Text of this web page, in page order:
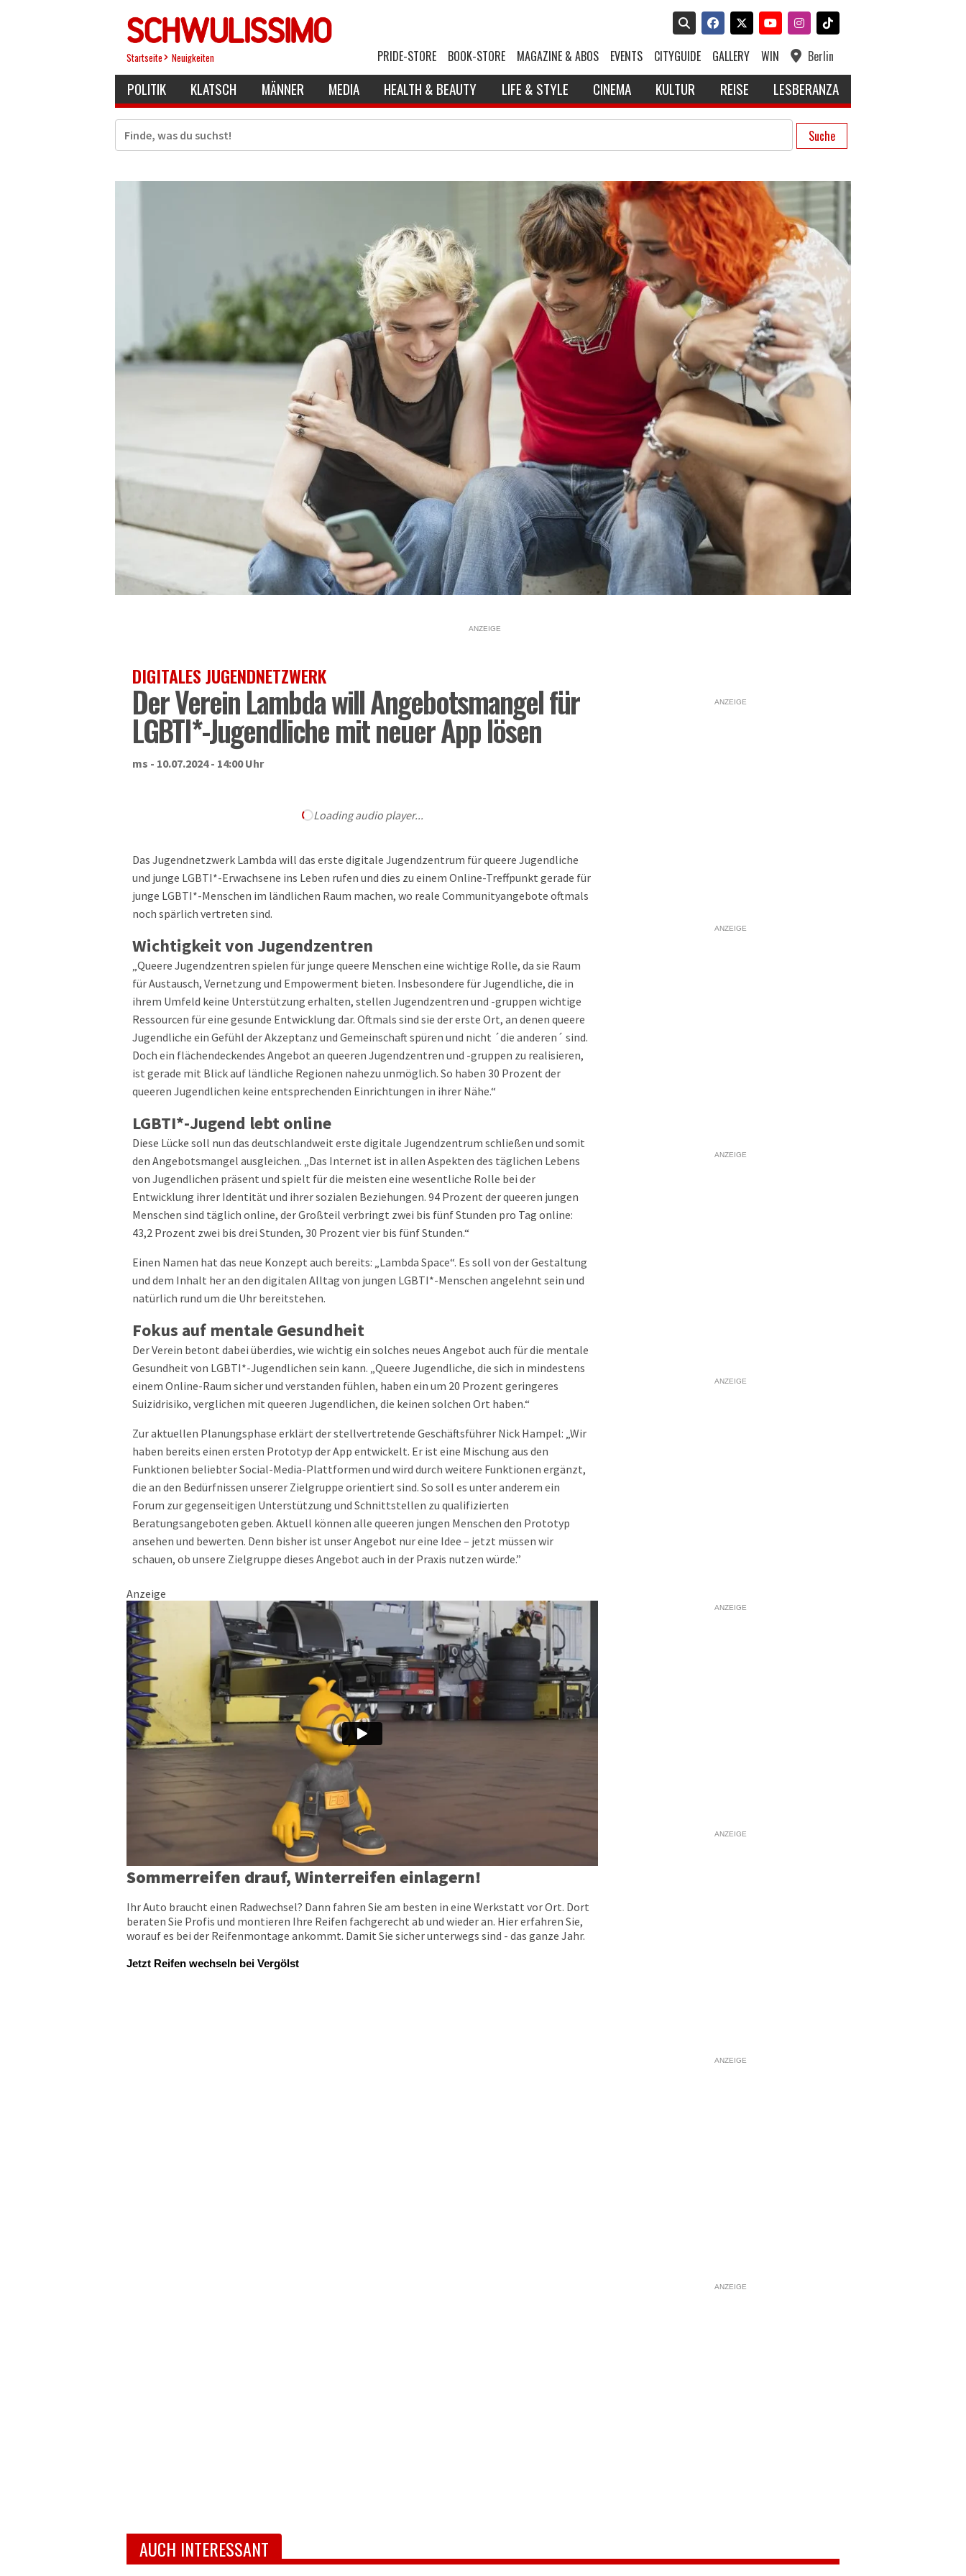
Startseite Neuigkeiten PRIDE-STORE BOOK-STORE MAGAZINE & ABOS EVENTS CITYGUIDE GALLERY WIN Berlin
POLITIK KLATSCH MÄNNER MEDIA HEALTH & BEAUTY LIFE & STYLE CINEMA KULTUR REISE LESBERANZA
Suche
ANZEIGE
DIGITALES JUGENDNETZWERK
Der Verein Lambda will Angebotsmangel für
LGBTI*-Jugendliche mit neuer App lösen
ms - 10.07.2024 - 14:00 Uhr
Loading audio player...
Das Jugendnetzwerk Lambda will das erste digitale Jugendzentrum für queere Jugendliche
und junge LGBTI*-Erwachsene ins Leben rufen und dies zu einem Online-Treffpunkt gerade für
junge LGBTI*-Menschen im ländlichen Raum machen, wo reale Communityangebote oftmals
noch spärlich vertreten sind.
Wichtigkeit von Jugendzentren
„Queere Jugendzentren spielen für junge queere Menschen eine wichtige Rolle, da sie Raum
für Austausch, Vernetzung und Empowerment bieten. Insbesondere für Jugendliche, die in
ihrem Umfeld keine Unterstützung erhalten, stellen Jugendzentren und -gruppen wichtige
Ressourcen für eine gesunde Entwicklung dar. Oftmals sind sie der erste Ort, an denen queere
Jugendliche ein Gefühl der Akzeptanz und Gemeinschaft spüren und nicht ´die anderen´ sind.
Doch ein flächendeckendes Angebot an queeren Jugendzentren und -gruppen zu realisieren,
ist gerade mit Blick auf ländliche Regionen nahezu unmöglich. So haben 30 Prozent der
queeren Jugendlichen keine entsprechenden Einrichtungen in ihrer Nähe.“
LGBTI*-Jugend lebt online
Diese Lücke soll nun das deutschlandweit erste digitale Jugendzentrum schließen und somit
den Angebotsmangel ausgleichen. „Das Internet ist in allen Aspekten des täglichen Lebens
von Jugendlichen präsent und spielt für die meisten eine wesentliche Rolle bei der
Entwicklung ihrer Identität und ihrer sozialen Beziehungen. 94 Prozent der queeren jungen
Menschen sind täglich online, der Großteil verbringt zwei bis fünf Stunden pro Tag online:
43,2 Prozent zwei bis drei Stunden, 30 Prozent vier bis fünf Stunden.“
Einen Namen hat das neue Konzept auch bereits: „Lambda Space“. Es soll von der Gestaltung
und dem Inhalt her an den digitalen Alltag von jungen LGBTI*-Menschen angelehnt sein und
natürlich rund um die Uhr bereitstehen.
Fokus auf mentale Gesundheit
Der Verein betont dabei überdies, wie wichtig ein solches neues Angebot auch für die mentale
Gesundheit von LGBTI*-Jugendlichen sein kann. „Queere Jugendliche, die sich in mindestens
einem Online-Raum sicher und verstanden fühlen, haben ein um 20 Prozent geringeres
Suizidrisiko, verglichen mit queeren Jugendlichen, die keinen solchen Ort haben.“
Zur aktuellen Planungsphase erklärt der stellvertretende Geschäftsführer Nick Hampel: „Wir
haben bereits einen ersten Prototyp der App entwickelt. Er ist eine Mischung aus den
Funktionen beliebter Social-Media-Plattformen und wird durch weitere Funktionen ergänzt,
die an den Bedürfnissen unserer Zielgruppe orientiert sind. So soll es unter anderem ein
Forum zur gegenseitigen Unterstützung und Schnittstellen zu qualifizierten
Beratungsangeboten geben. Aktuell können alle queeren jungen Menschen den Prototyp
ansehen und bewerten. Denn bisher ist unser Angebot nur eine Idee – jetzt müssen wir
schauen, ob unsere Zielgruppe dieses Angebot auch in der Praxis nutzen würde.”
Anzeige
Sommerreifen drauf, Winterreifen einlagern!
Ihr Auto braucht einen Radwechsel? Dann fahren Sie am besten in eine Werkstatt vor Ort. Dort
beraten Sie Profis und montieren Ihre Reifen fachgerecht ab und wieder an. Hier erfahren Sie,
worauf es bei der Reifenmontage ankommt. Damit Sie sicher unterwegs sind - das ganze Jahr.
Jetzt Reifen wechseln bei Vergölst
ANZEIGE
ANZEIGE
ANZEIGE
ANZEIGE
ANZEIGE
ANZEIGE
ANZEIGE
ANZEIGE
AUCH INTERESSANT